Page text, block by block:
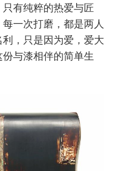
有纯粹的热爱与匠
一次打磨，都是两人
，只是因为爱，爱大
与漆相伴的简单生